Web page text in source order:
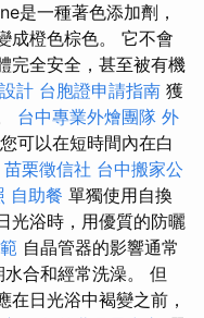
是一種著色添加劑，
成橙色棕色。 它不會
完全安全，甚至被有機
設計 台胞證申請指南 獲
台中專業外燴團隊 外
可以在短時間內在白
苗栗徵信社 台中搬家公
自助餐 單獨使用自換
光浴時，用優質的防曬
自晶管器的影響通常
合和經常洗澡。 但
在日光浴中褐變之前，